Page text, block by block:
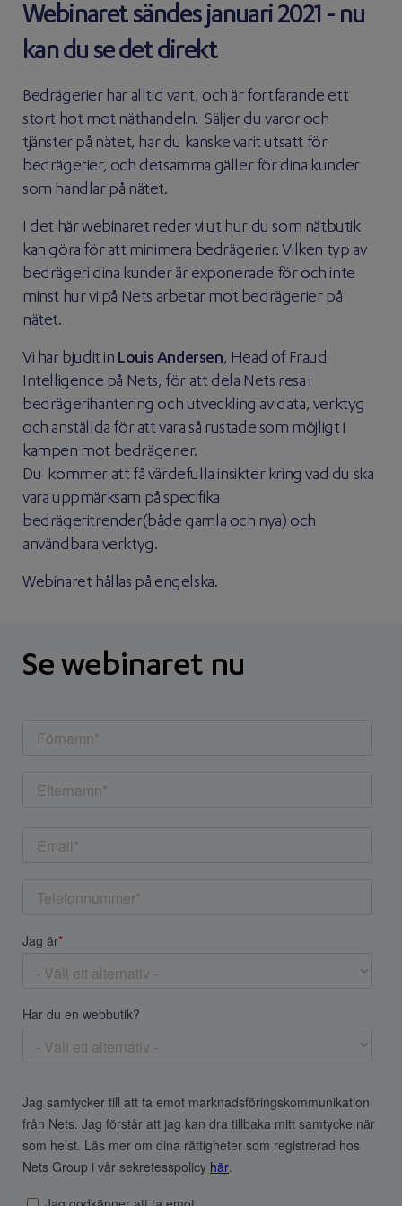
Webinaret sändes januari 2021 - nu
kan du se det direkt
Bedrägerier har alltid varit, och är fortfarande ett
stort hot mot näthandeln. Säljer du varor och
tjänster på nätet, har du kanske varit utsatt för
bedrägerier, och detsamma gäller för dina kunder
som handlar på nätet.
I det här webinaret reder vi ut hur du som nätbutik
kan göra för att minimera bedrägerier. Vilken typ av
bedrägeri dina kunder är exponerade för och inte
minst hur vi på Nets arbetar mot bedrägerier på
nätet.
Vi har bjudit in Louis Andersen, Head of Fraud
Intelligence på Nets, för att dela Nets resa i
bedrägerihantering och utveckling av data, verktyg
och anställda för att vara så rustade som möjligt i
kampen mot bedrägerier.
Du kommer att få värdefulla insikter kring vad du ska
vara uppmärksam på specifika
bedrägeritrender(både gamla och nya) och
användbara verktyg.
Webinaret hållas på engelska.
Se webinaret nu